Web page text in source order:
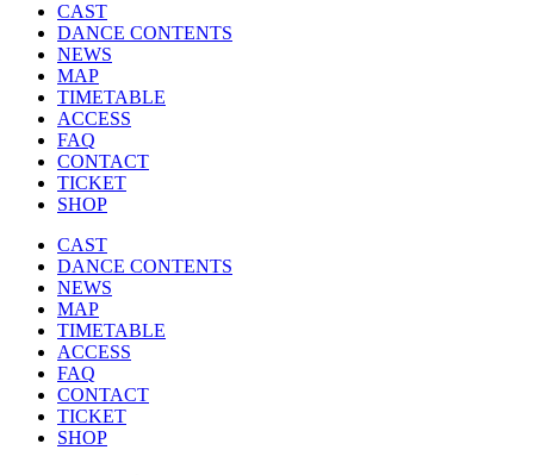
CAST
DANCE CONTENTS
NEWS
MAP
TIMETABLE
ACCESS
FAQ
CONTACT
TICKET
SHOP
CAST
DANCE CONTENTS
NEWS
MAP
TIMETABLE
ACCESS
FAQ
CONTACT
TICKET
SHOP